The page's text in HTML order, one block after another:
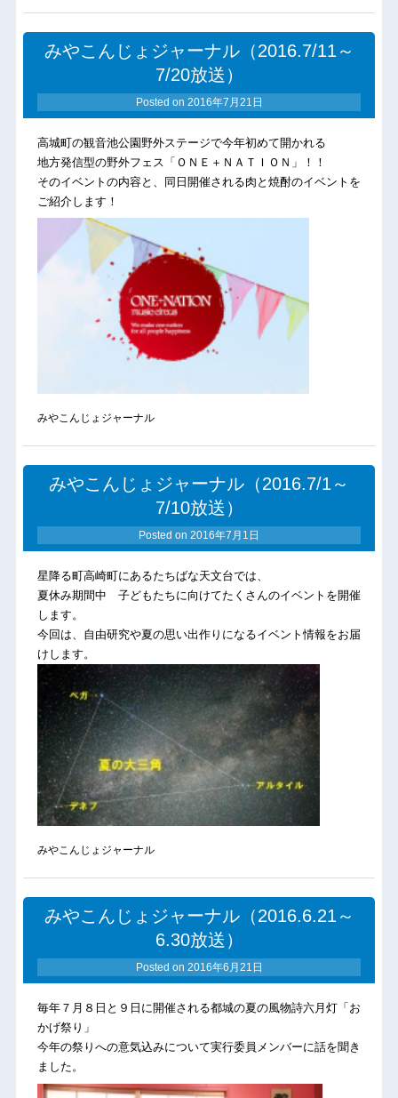
みやこんじょジャーナル（2016.7/11～
7/20放送）
Posted on 2016年7月21日
高城町の観音池公園野外ステージで今年初めて開かれる
地方発信型の野外フェス「ＯＮＥ＋ＮＡＴＩＯＮ」！！
そのイベントの内容と、同日開催される肉と焼酎のイベントを
ご紹介します！
みやこんじょジャーナル
みやこんじょジャーナル（2016.7/1～
7/10放送）
Posted on 2016年7月1日
星降る町高崎町にあるたちばな天文台では、
夏休み期間中 子どもたちに向けてたくさんのイベントを開催
します。
今回は、自由研究や夏の思い出作りになるイベント情報をお届
けします。
みやこんじょジャーナル
みやこんじょジャーナル（2016.6.21～
6.30放送）
Posted on 2016年6月21日
毎年７月８日と９日に開催される都城の夏の風物詩六月灯「お
かげ祭り」
今年の祭りへの意気込みについて実行委員メンバーに話を聞き
ました。